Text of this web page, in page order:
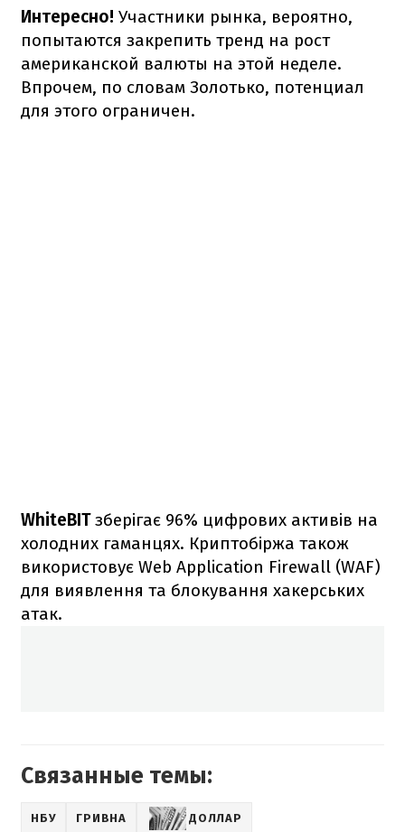
Интересно! Участники рынка, вероятно,
попытаются закрепить тренд на рост
американской валюты на этой неделе.
Впрочем, по словам Золотько, потенциал
для этого ограничен.
WhiteBITзберігає 96% цифрових активів на
холодних гаманцях. Криптобіржа також
використовує Web Application Firewall (WAF)
для виявлення та блокування хакерських
атак.
Связанные темы:
НБУ ГРИВНА ДОЛЛАР